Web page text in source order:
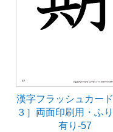
漢字フラッシュカー
３］両面印刷用・ふ
有り-57